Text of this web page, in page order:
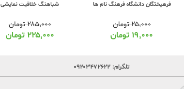
فرهیختگان دانشگاه فرهنگ نام ها
۲۵,۰۰۰تومان
۱۹,۰۰۰ تومان
شباهنگ خلاقیت نمایشی
۲۸۵,۰۰۰تومان
۲۲۵,۰۰۰ تومان
تلگرام: ۰۹۲۰۳۴۷۲۶۲۲